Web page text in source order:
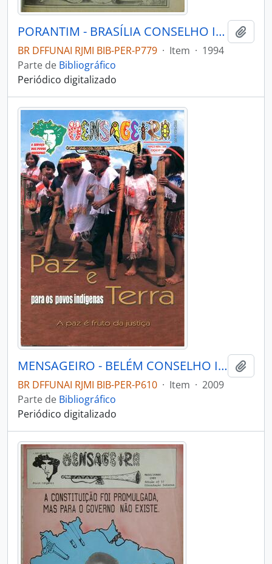
PORANTIM - BRASÍLIA CONSELHO INDIGENISTA MISSIONÁRIO - 1994 - Nº165
BR DFFUNAI RJMI BIB-PER-P779 · Item · 1994
Parte de Bibliográfico
Periódico digitalizado
MENSAGEIRO - BELÉM CONSELHO INDIGENISTA MISSIONÁRIO - 2009 - Nº174
BR DFFUNAI RJMI BIB-PER-P610 · Item · 2009
Parte de Bibliográfico
Periódico digitalizado